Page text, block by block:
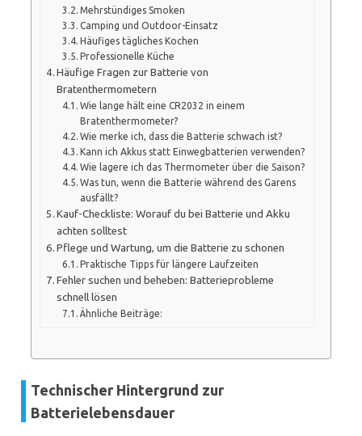
Mehrstündiges Smoken
Camping und Outdoor-Einsatz
Häufiges tägliches Kochen
Professionelle Küche
Häufige Fragen zur Batterie von
Bratenthermometern
Wie lange hält eine CR2032 in einem
Bratenthermometer?
Wie merke ich, dass die Batterie schwach ist?
Kann ich Akkus statt Einwegbatterien verwenden?
Wie lagere ich das Thermometer über die Saison?
Was tun, wenn die Batterie während des Garens
ausfällt?
Kauf-Checkliste: Worauf du bei Batterie und Akku
achten solltest
Pflege und Wartung, um die Batterie zu schonen
Praktische Tipps für längere Laufzeiten
Fehler suchen und beheben: Batterieprobleme
schnell lösen
Ähnliche Beiträge:
Technischer Hintergrund zur
Batterielebensdauer